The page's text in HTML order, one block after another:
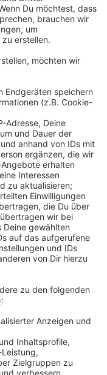
geraten,
einen
Sprecher vor
stehend
dem Unfall sei der
Die Polizei geht
Weitere
gewesen sein.
ins
Marmagen
zwei Stunden
Autofahrer bei
Baum gekracht.